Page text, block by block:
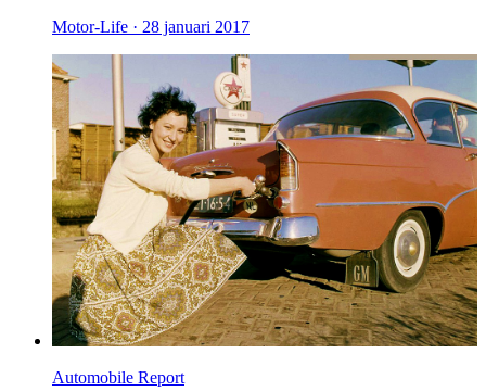
Motor-Life · 28 januari 2017
Automobile Report